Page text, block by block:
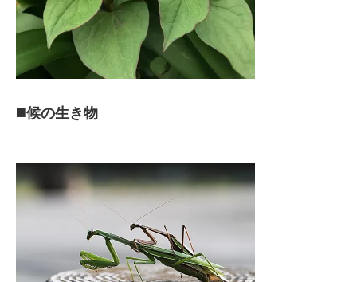
◼️候の生き物